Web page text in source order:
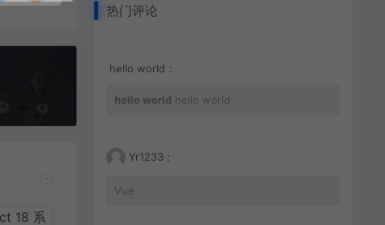
热门评论
hello world：
hello world hello world
Yr1233：
Vue